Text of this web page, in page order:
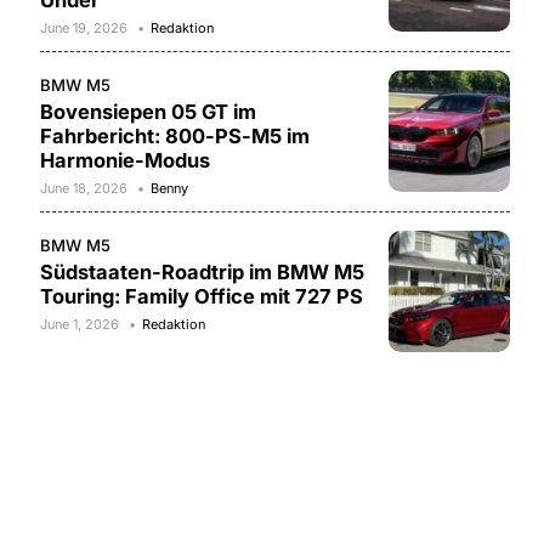
June 19, 2026 Redaktion
BMW M5
Bovensiepen 05 GT im
Fahrbericht: 800-PS-M5 im
Harmonie-Modus
June 18, 2026 Benny
BMW M5
Südstaaten-Roadtrip im BMW M5
Touring: Family Office mit 727 PS
June 1, 2026 Redaktion